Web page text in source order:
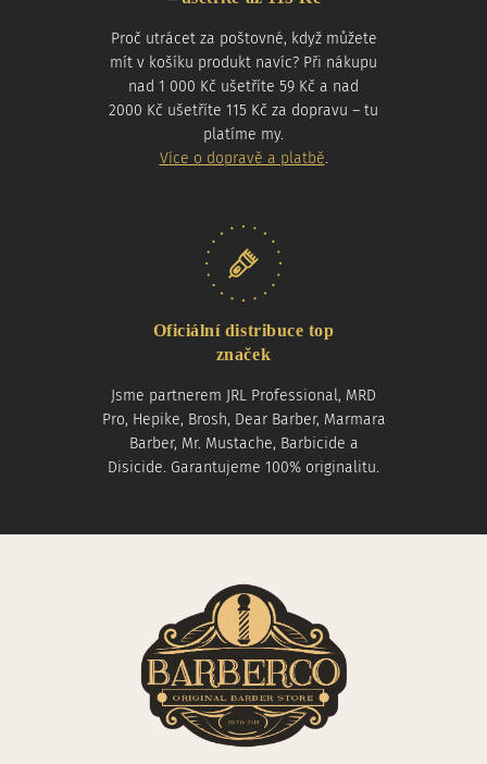
Proč utrácet za poštovné, když můžete
mít v košíku produkt navíc? Při nákupu
nad 1 000 Kč ušetříte 59 Kč a nad
2000 Kč ušetříte 115 Kč za dopravu – tu
platíme my.
Více o dopravě a platbě.
Oficiální distribuce top
značek
Jsme partnerem JRL Professional, MRD
Pro, Hepike, Brosh, Dear Barber, Marmara
Barber, Mr. Mustache, Barbicide a
Disicide. Garantujeme 100% originalitu.